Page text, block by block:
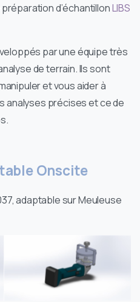
d’échantillonLIBS
par une équipe très
de terrain. Ils sont
et vous aider à
analyses précises et ce de
Onscite
adaptable sur Meuleuse